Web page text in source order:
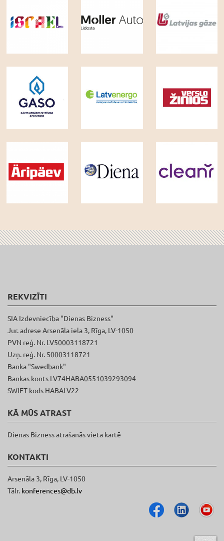
REKVIZĪTI
SIA Izdevniecība "Dienas Bizness"
Jur. adrese Arsenāla iela 3, Rīga, LV-1050
PVN reģ. Nr. LV50003118721
Uzņ. reģ. Nr. 50003118721
Banka "Swedbank"
Bankas konts LV74HABA0551039293094
SWIFT kods HABALV22
KĀ MŪS ATRAST
Dienas Bizness atrašanās vieta kartē
KONTAKTI
Arsenāla 3, Rīga, LV-1050
Tālr. konferences@db.lv